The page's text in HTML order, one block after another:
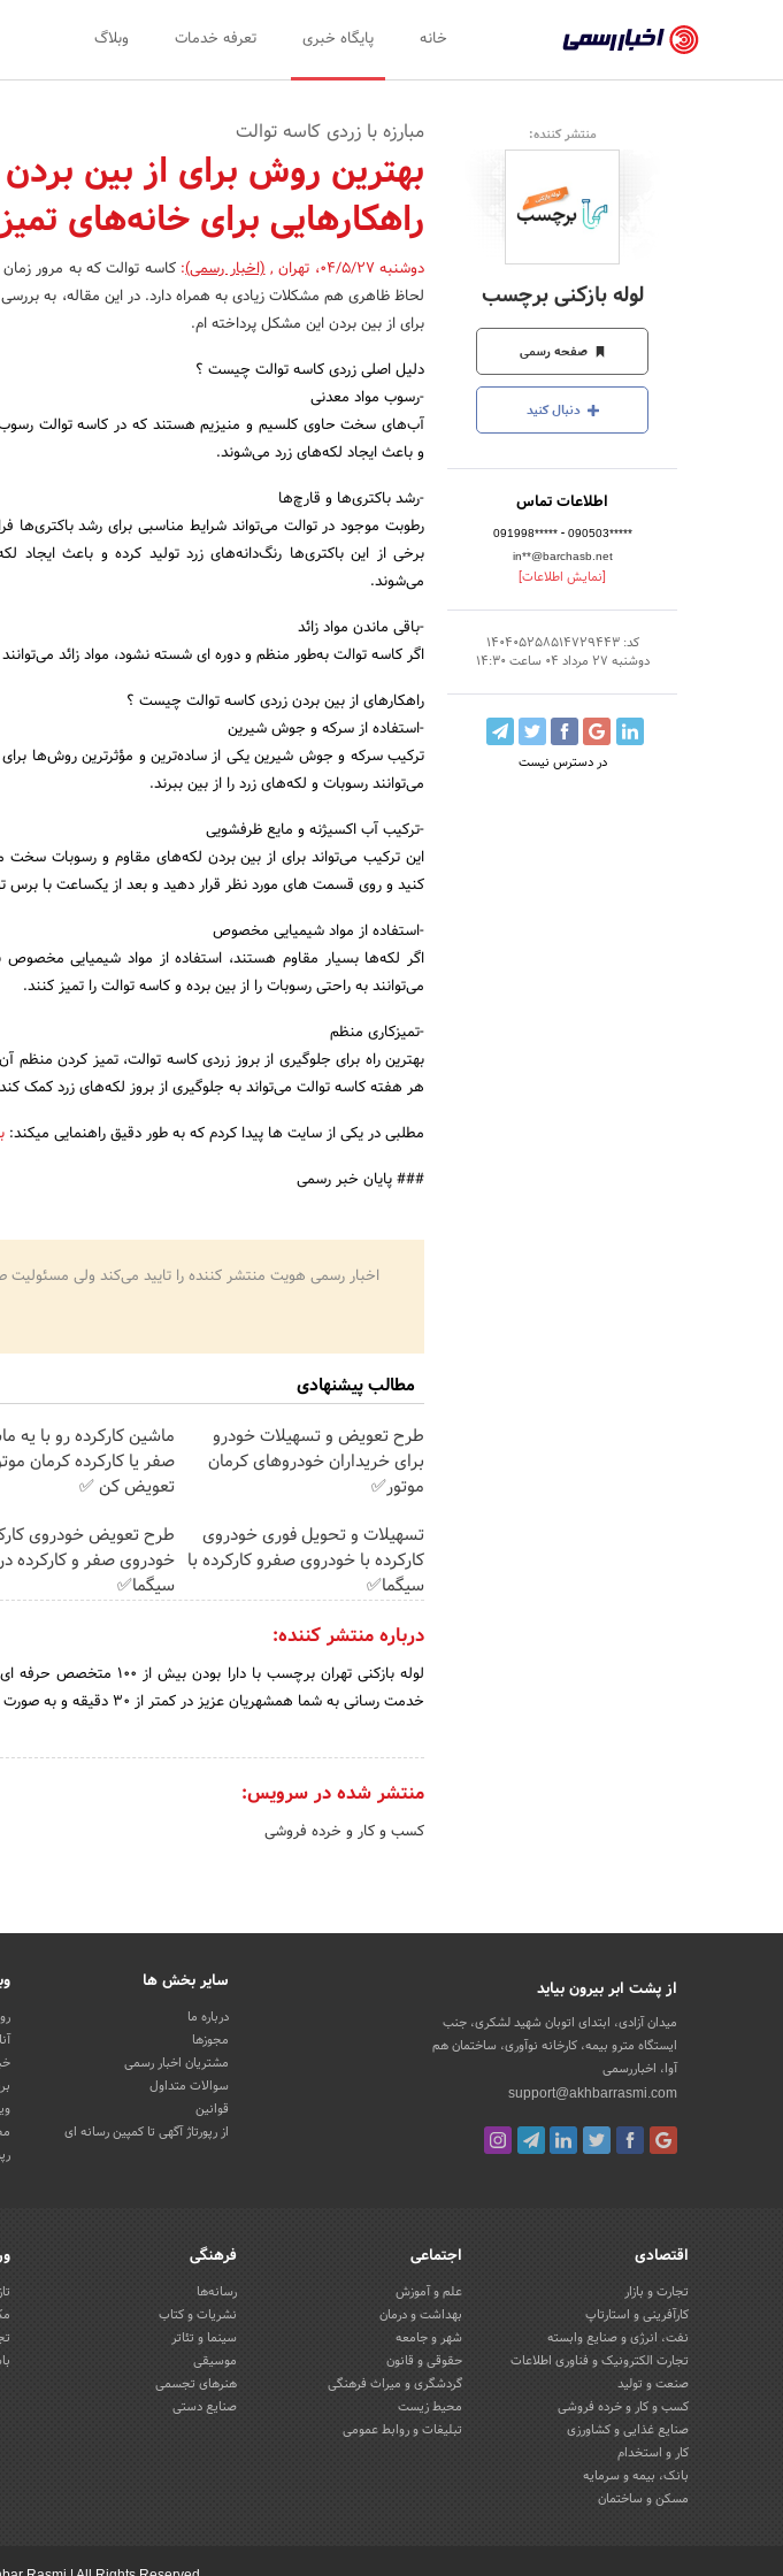
رسمی
-
اخبار
تایید
شده
شرکت‌ها،
سازمان‌ها
و
روابط
عمومی‌ها
خانه پایگاه خبری تعرفه خدمات وبلاگ
منتشر کننده:
لوله بازکنی برچسب
صفحه رسمی
دنبال کنید
اطلاعات تماس
091998***** - 090503*****
in**@barchasb.net
[نمایش اطلاعات]
کد: 140405258514729443
دوشنبه 27 مرداد 04 ساعت 14:30
در دسترس نیست
مبارزه با زردی کاسه توالت
بهترین روش برای از بین
راهکارهایی برای خانه‌های تمیز
دوشنبه 04/5/27 ، تهران ,(اخبار رسمی):کاسه توالت که به مرور
لحاظ ظاهری هم مشکلات زیادی به همراه دارد. در این مقاله، به
برای از بین بردن این مشکل پرداخته‌ ام.
دلیل اصلی زردی کاسه توالت چیست ؟
-رسوب‌ مواد معدنی
آب‌های سخت حاوی کلسیم و منیزیم هستند که در کاسه توالت
و باعث ایجاد لکه‌های زرد می‌شوند.
-رشد باکتری‌ها و قارچ‌ها
رطوبت موجود در توالت می‌تواند شرایط مناسبی برای رشد باکتری‌ها
برخی از این باکتری‌ها رنگ‌دانه‌های زرد تولید کرده و باعث ایجاد
می‌شوند.
-باقی ماندن مواد زائد
اگر کاسه توالت به‌طور منظم و دوره ای شسته نشود، مواد زائد
راهکارهای از بین بردن زردی کاسه توالت چیست ؟
-استفاده از سرکه و جوش شیرین
ترکیب سرکه و جوش شیرین یکی از ساده‌ترین و مؤثرترین روش‌ها
می‌توانند رسوبات و لکه‌های زرد را از بین ببرند.
-ترکیب آب اکسیژنه و مایع ظرفشویی
این ترکیب می‌تواند برای از بین بردن لکه‌های مقاوم و رسوبات سخت
کنید و روی قسمت های مورد نظر قرار دهید و بعد از یکساعت با
-استفاده از مواد شیمیایی مخصوص
اگر لکه‌ها بسیار مقاوم هستند، استفاده از مواد شیمیایی
می‌توانند به راحتی رسوبات را از بین برده و کاسه توالت را تمیز کنند.
-تمیزکاری منظم
بهترین راه برای جلوگیری از بروز زردی کاسه توالت، تمیز کردن
هر هفته کاسه توالت می‌تواند به جلوگیری از بروز لکه‌های زرد کمک
مطلبی در یکی از سایت ها پیدا کردم که به طور دقیق راهنمایی میکند:
### پایان خبر رسمی
اخبار رسمی هویت منتشر کننده را تایید می‌کند ولی
مطالب پیشنهادی
طرح تعویض و تسهیلات خودرو
برای خریداران خودروهای کرمان
موتور✅
ماشین کارکرده رو با یه
صفر یا کارکرده کرمان
تعویض کن ✅
تسهیلات و تحویل فوری خودروی
کارکرده با خودروی صفرو کارکرده با
سیگما✅
طرح تعویض خودروی
خودروی صفر و کارکرده
سیگما✅
درباره منتشر کننده:
لوله بازکنی تهران برچسب با
خدمت رسانی به شما همشهریان عزیز در کمتر از 30 دقیقه و به صورت شبانه روزی است. جهت ارائه خدمات تماس بگیرید.
منتشر شده در سرویس:
کسب و کار و خرده فروشی
از پشت ابر بیرون بیاید
میدان آزادی، ابتدای اتوبان شهید لشکری، جنب
ایستگاه مترو بیمه، کارخانه نوآوری، ساختمان هم
آوا، اخباررسمی
support@akhbarrasmi.com
سایر بخش ها
درباره ما
مجوزها
مشتریان اخبار رسمی
سوالات متداول
قوانین
از رپورتاژ آگهی تا کمپین رسانه ای
اقتصادی
تجارت و بازار
کارآفرینی و استارتاپ
نفت، انرژی و صنایع وابسته
تجارت الکترونیک و فناوری اطلاعات
صنعت و تولید
کسب و کار و خرده فروشی
صنایع غذایی و کشاورزی
کار و استخدام
بانک، بیمه و سرمایه
مسکن و ساختمان
اجتماعی
علم و آموزش
بهداشت و درمان
شهر و جامعه
حقوقی و قانون
گردشگری و میراث فرهنگی
محیط زیست
تبلیغات و روابط عمومی
فرهنگی
رسانه‌ها
نشریات و کتاب
سینما و تئاتر
موسیقی
هنرهای تجسمی
صنایع دستی